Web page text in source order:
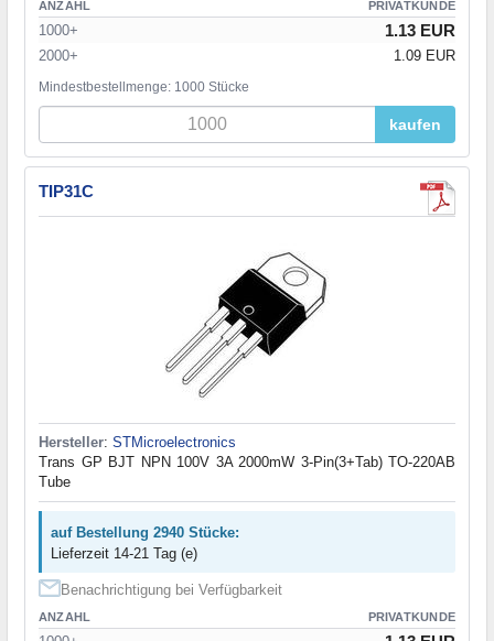
ANZAHL PRIVATKUNDE
1000+ 1.13 EUR
2000+ 1.09 EUR
Mindestbestellmenge: 1000 Stücke
kaufen
TIP31C
Hersteller: STMicroelectronics
Trans GP BJT NPN 100V 3A 2000mW 3-Pin(3+Tab) TO-220AB
Tube
auf Bestellung 2940 Stücke:
Lieferzeit 14-21 Tag (e)
Benachrichtigung bei Verfügbarkeit
ANZAHL PRIVATKUNDE